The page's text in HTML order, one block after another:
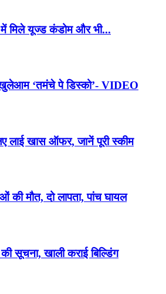
मिले यूज्ड कंडोम और भी...
‘तमंचे पे डिस्को’- VIDEO
लाई खास ऑफर, जानें पूरी स्‍कीम
मौत, दो लापता, पांच घायल
सूचना, खाली कराई बिल्डिंग